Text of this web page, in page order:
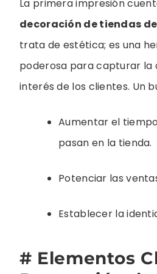
La primera impresión
decoración de tiendas
trata de estética; es una
poderosa para capturar la
interés de los clientes. Un
Aumentar el
pasan en la tienda.
Potenciar las
Establecer la
# Elementos